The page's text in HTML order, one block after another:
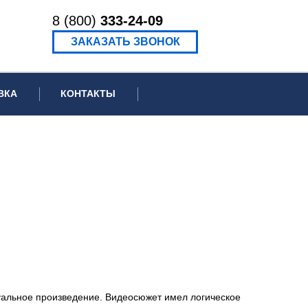
8 (800) 333-24-09
ЗАКАЗАТЬ ЗВОНОК
КОНТАКТЫ
произведение. Видеосюжет имел логическое